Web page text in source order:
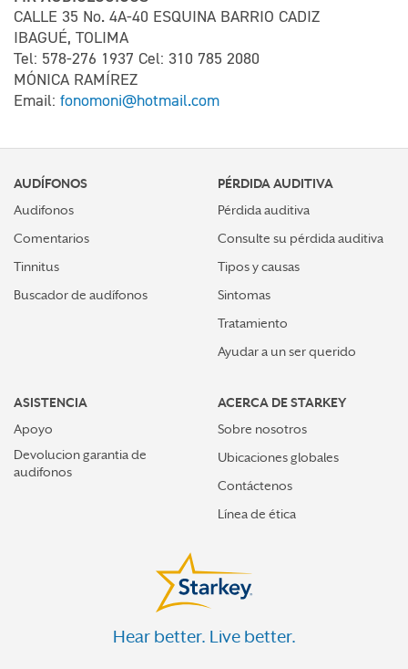
CALLE 35 No. 4A-40 ESQUINA BARRIO CADIZ
IBAGUÉ, TOLIMA
Tel: 578-276 1937 Cel: 310 785 2080
MÓNICA RAMÍREZ
Email: fonomoni@hotmail.com
AUDÍFONOS
Audifonos
Comentarios
Tinnitus
Buscador de audífonos
PÉRDIDA AUDITIVA
Pérdida auditiva
Consulte su pérdida auditiva
Tipos y causas
Sintomas
Tratamiento
Ayudar a un ser querido
ASISTENCIA
Apoyo
Devolucion garantia de
audifonos
ACERCA DE STARKEY
Sobre nosotros
Ubicaciones globales
Contáctenos
Línea de ética
Hear better. Live better.